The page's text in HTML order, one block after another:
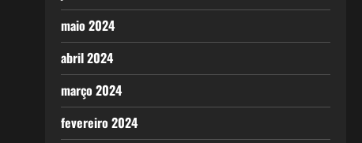
maio 2024
abril 2024
março 2024
fevereiro 2024